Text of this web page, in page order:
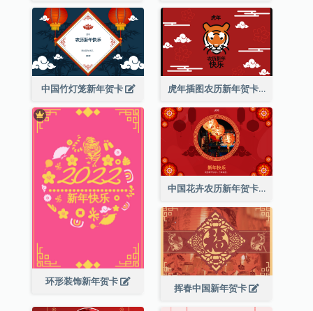
中国竹灯笼新年贺卡 虎年插图农历新年贺卡
环形装饰新年贺卡
中国花卉农历新年贺卡
挥春中国新年贺卡